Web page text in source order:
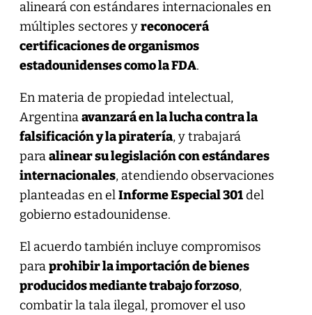
alineará con estándares internacionales en
múltiples sectores yreconocerá
certificaciones de organismos
estadounidenses como la FDA.
En materia de propiedad intelectual,
Argentinaavanzará en la lucha contra la
falsificación y la piratería, y trabajará
paraalinear su legislación con estándares
internacionales, atendiendo observaciones
planteadas en elInforme Especial 301del
gobierno estadounidense.
El acuerdo también incluye compromisos
paraprohibir la importación de bienes
producidos mediante trabajo forzoso,
combatir la tala ilegal, promover el uso